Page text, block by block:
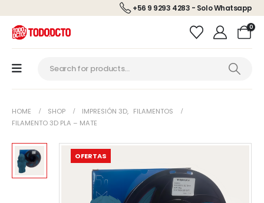
+56 9 9293 4283 - Solo Whatsapp
0
HOME SHOP IMPRESIÓN 3D, FILAMENTOS
FILAMENTO 3D PLA – MATE
OFERTAS